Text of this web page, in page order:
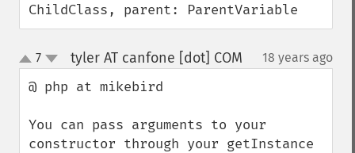
ChildClass, parent: ParentVariable
up
down
7 tyler AT canfone [dot] COM 18 years ago
@ php at mikebird
You can pass arguments to your
constructor through your getInstance